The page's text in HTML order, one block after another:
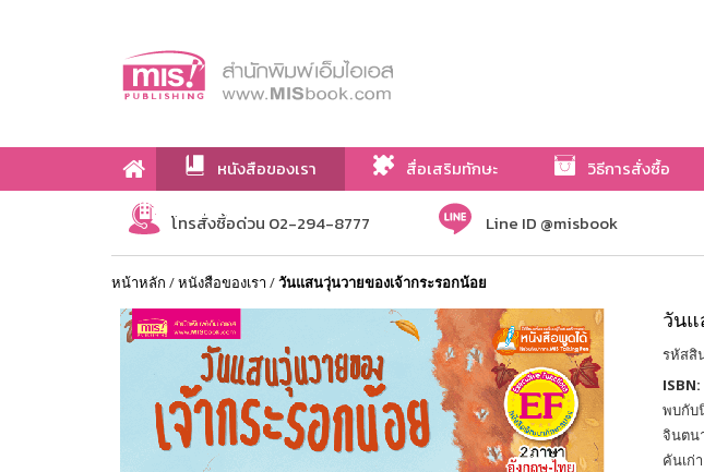
หนังสือของเรา สื่อเสริมทักษะ วิธีการสั่งซื้อ
เกี่ยวกับเรา
โทรสั่งซื้อด่วน 02-294-8777 Line ID @misbook
หน้าหลัก /หนังสือของเรา /วันแสนวุ่นวายของเจ้ากระรอกน้อย
วันแ
รหัสสิ
ISBN:
พบกับ
จินตน
คันเก่